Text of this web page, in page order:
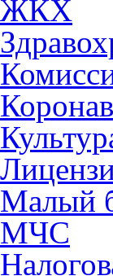
ЖКХ
Малый
МЧС